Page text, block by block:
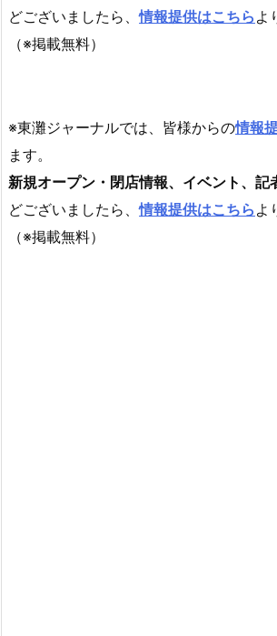
どございましたら、情報提供はこちら よ
（※掲載無料）
※東灘ジャーナルでは、皆様からの情報
ます。
新規オープン・閉店情報、イベント、記
どございましたら、情報提供はこちら よ
（※掲載無料）